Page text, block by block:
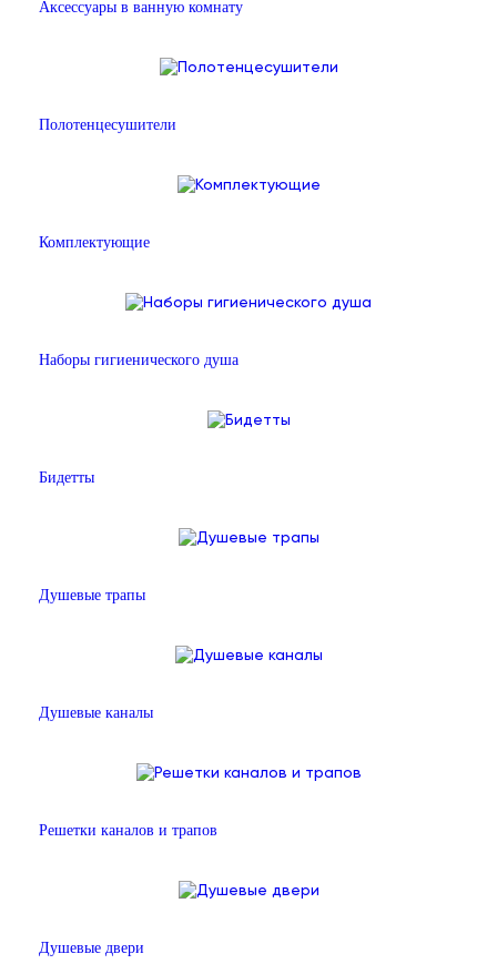
Аксессуары в ванную комнату
Полотенцесушители
Комплектующие
Наборы гигиенического душа
Бидетты
Душевые трапы
Душевые каналы
Решетки каналов и трапов
Душевые двери